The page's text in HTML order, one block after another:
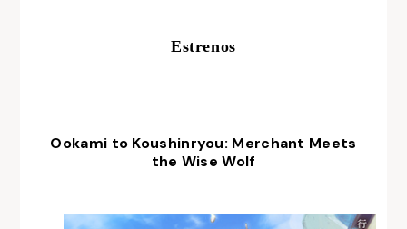
Estrenos
Ookami to Koushinryou: Merchant Meets
the Wise Wolf